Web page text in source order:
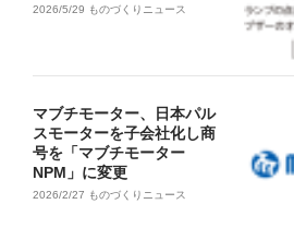
2026/5/29 ものづくりニュース
マブチモーター、日本パル
スモーターを子会社化し商
号を「マブチモーター
NPM」に変更
2026/2/27 ものづくりニュース